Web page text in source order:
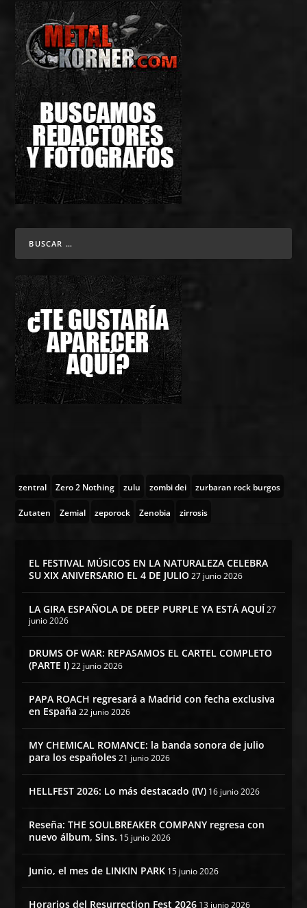
zentral Zero 2 Nothing zulu zombi dei zurbaran rock burgos
Zutaten Zemial zeporock Zenobia zirrosis
EL FESTIVAL MÚSICOS EN LA NATURALEZA CELEBRA
SU XIX ANIVERSARIO EL 4 DE JULIO 27 junio 2026
LA GIRA ESPAÑOLA DE DEEP PURPLE YA ESTÁ AQUÍ27
junio 2026
DRUMS OF WAR: REPASAMOS EL CARTEL COMPLETO
(PARTE I) 22 junio 2026
PAPA ROACH regresará a Madrid con fecha exclusiva
en España 22 junio 2026
MY CHEMICAL ROMANCE: la banda sonora de julio
para los españoles 21 junio 2026
HELLFEST 2026: Lo más destacado (IV) 16 junio 2026
Reseña: THE SOULBREAKER COMPANY regresa con
nuevo álbum, Sins. 15 junio 2026
Junio, el mes de LINKIN PARK 15 junio 2026
Horarios del Resurrection Fest 2026 13 junio 2026